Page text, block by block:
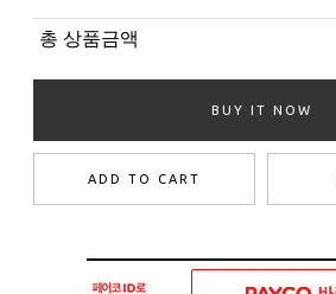
총 상품금액
BUY IT NOW
ADD TO CART